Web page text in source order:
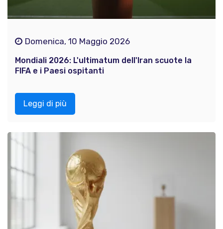
Domenica, 10 Maggio 2026
Mondiali 2026: L'ultimatum dell'Iran scuote la
FIFA e i Paesi ospitanti
Leggi di più